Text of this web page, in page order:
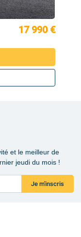
17 990 €
et le meilleur de
jeudi du mois !
Je m'inscris